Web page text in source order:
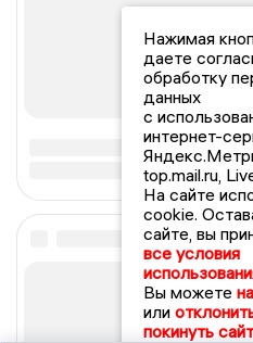
Нажимая
даете
обработку
данных
с
интернет-
top.mail.ru,
На сайте
cookie.
сайте, вы
все условия
Вы можете
или
покинуть сайт